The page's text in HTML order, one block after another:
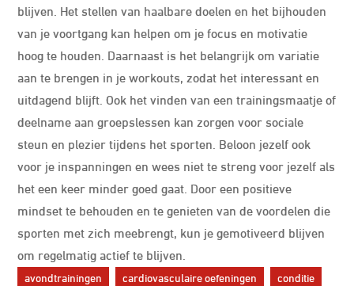
blijven. Het stellen van haalbare doelen en het bijhouden
van je voortgang kan helpen om je focus en motivatie
hoog te houden. Daarnaast is het belangrijk om variatie
aan te brengen in je workouts, zodat het interessant en
uitdagend blijft. Ook het vinden van een trainingsmaatje of
deelname aan groepslessen kan zorgen voor sociale
steun en plezier tijdens het sporten. Beloon jezelf ook
voor je inspanningen en wees niet te streng voor jezelf als
het een keer minder goed gaat. Door een positieve
mindset te behouden en te genieten van de voordelen die
sporten met zich meebrengt, kun je gemotiveerd blijven
om regelmatig actief te blijven.
avondtrainingen cardiovasculaire oefeningen
conditie